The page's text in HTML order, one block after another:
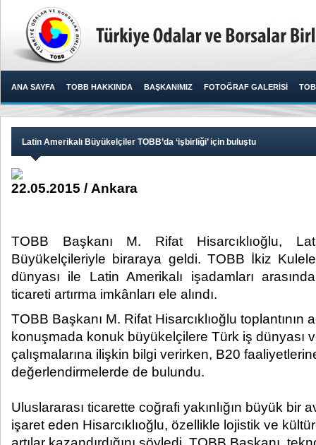
ANA SAYFA TOBB HAKKINDA BAŞKANIMIZ FOTOĞRAF GALERİSİ
Latin Amerikalı Büyükelçiler TOBB’da ‘işbirliği’ için buluştu
22.05.2015 / Ankara
TOBB Başkanı M. Rifat Hisarcıklıoğlu,
Büyükelçileriyle biraraya geldi. TOBB İkiz
dünyası ile Latin Amerikalı işadamları
ticareti artırma imkânları ele alındı.​
TOBB Başkanı M. Rifat Hisarcıklıoğlu toplantının
konuşmada konuk büyükelçilere Türk iş dünyası
çalışmalarına ilişkin bilgi verirken, B20
değerlendirmelerde de bulundu.
Uluslararası ticarette coğrafi yakınlığın büyük bir
işaret eden Hisarcıklıoğlu, özellikle lojistik ve